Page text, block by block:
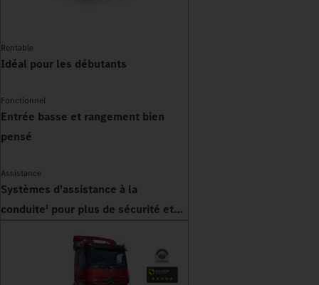
Rentable
Idéal pour les débutants
Fonctionnel
Entrée basse et rangement bien
pensé
Assistance
Systèmes d'assistance à la
conduite1 pour plus de sécurité et